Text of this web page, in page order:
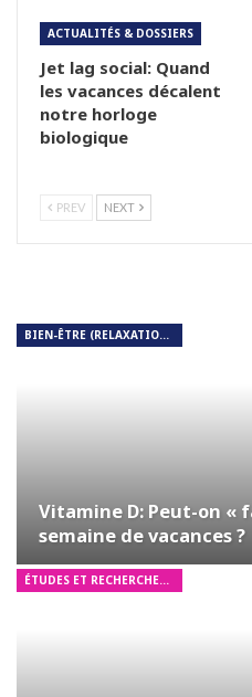
ACTUALITÉS & DOSSIERS
Jet lag social: Quand
les vacances décalent
notre horloge
biologique
PREV NEXT
BIEN-ÊTRE (RELAXATION, MÉDITATION, SOIN DU CORPS)
Vitamine D: Peut-on «
semaine de vacances ?
ÉTUDES ET RECHERCHES MÉDICALES